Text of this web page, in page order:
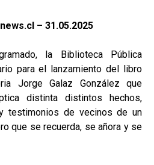
– 31.05.2025
la Biblioteca Pública
para el lanzamiento del libro
Jorge Galaz González que
distinta distintos hechos,
testimonios de vecinos de un
que se recuerda, se añora y se